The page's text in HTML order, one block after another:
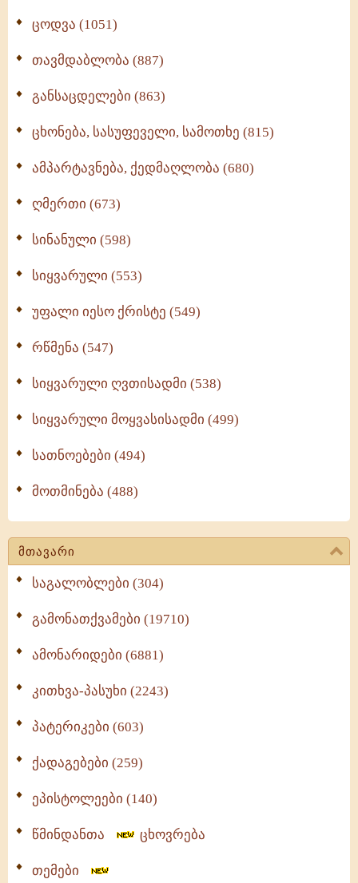
ცოდვა (1051)
თავმდაბლობა (887)
განსაცდელები (863)
ცხონება, სასუფეველი, სამოთხე (815)
ამპარტავნება, ქედმაღლობა (680)
ღმერთი (673)
სინანული (598)
სიყვარული (553)
უფალი იესო ქრისტე (549)
რწმენა (547)
სიყვარული ღვთისადმი (538)
სიყვარული მოყვასისადმი (499)
სათნოებები (494)
მოთმინება (488)
მთავარი
საგალობლები (304)
გამონათქვამები (19710)
ამონარიდები (6881)
კითხვა-პასუხი (2243)
პატერიკები (603)
ქადაგებები (259)
ეპისტოლეები (140)
წმინდანთა ცხოვრება
თემები